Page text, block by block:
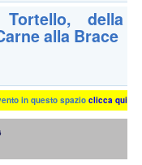
della
alla Brace
in questo spazioclicca qui